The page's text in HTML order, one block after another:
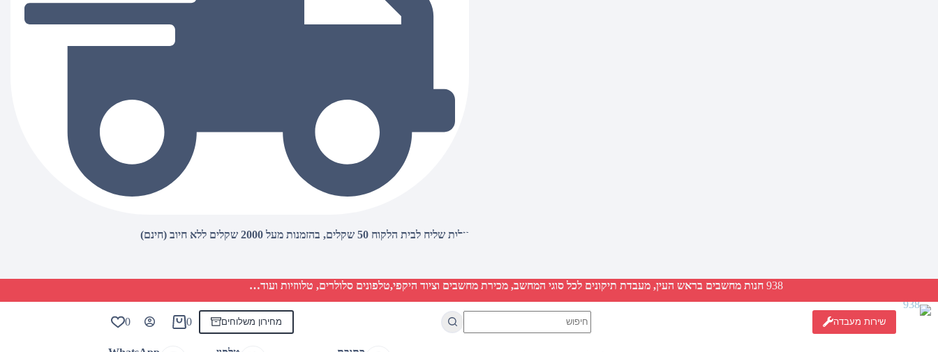
עלות שליח לבית הלקוח 50 שקלים, בהזמנות מעל 2000 שקלים ללא חיוב (חינם)
938 חנות מחשבים בראש העין, מעבדת תיקונים לכל סוגי המחשב, מכירת מחשבים וציוד היקפי,טלפונים סלולרים, טלווזיות ועוד…
שירות מעבדה
results
מחירון משלוחים
Shopping
0
0